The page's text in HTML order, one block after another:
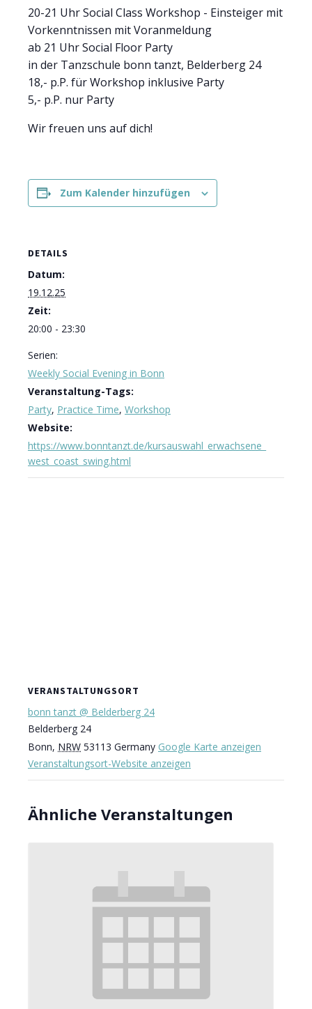
20-21 Uhr Social Class Workshop - Einsteiger mit
Vorkenntnissen mit Voranmeldung
ab 21 Uhr Social Floor Party
in der Tanzschule bonn tanzt, Belderberg 24
18,- p.P. für Workshop inklusive Party
5,- p.P. nur Party
Wir freuen uns auf dich!
Zum Kalender hinzufügen
DETAILS
Datum:
19.12.25
Zeit:
20:00 - 23:30
Serien:
Weekly Social Evening in Bonn
Veranstaltung-Tags:
Party, Practice Time, Workshop
Website:
https://www.bonntanzt.de/kursauswahl_erwachsene_
west_coast_swing.html
VERANSTALTUNGSORT
bonn tanzt @ Belderberg 24
Belderberg 24
Bonn, NRW 53113 Germany Google Karte anzeigen
Veranstaltungsort-Website anzeigen
Ähnliche Veranstaltungen